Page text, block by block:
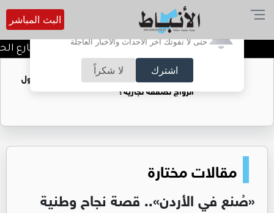
أترغب في تفعيل الإشعارات؟
حتى لا تفوتك آخر الأحداث والأخبار العاجلة
اشترك لا شكراً
البث المباشر
توقيف شبكات دعارة في شارع
فتيات يستغللنه لتحقيق مكاسب مادية.. هل تحول
الزواج لصفقة تجارية؟
مقالات مختارة
«صُنع في الأردن».. قصة نجاح وطنية